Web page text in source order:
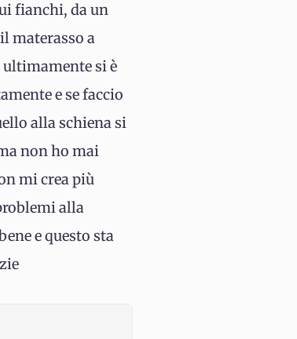
fianchi, da un
materasso a
si è
e se faccio
alla schiena si
non ho mai
mi crea più
alla
e questo sta